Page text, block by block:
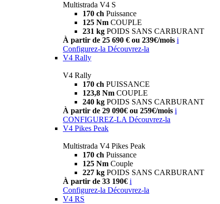
Multistrada V4 S
170 ch Puissance
125 Nm COUPLE
231 kg POIDS SANS CARBURANT
À partir de 25 690 € ou 239€/mois i
Configurez-la Découvrez-la
V4 Rally
V4 Rally
170 ch PUISSANCE
123,8 Nm COUPLE
240 kg POIDS SANS CARBURANT
À partir de 29 090€ ou 259€/mois i
CONFIGUREZ-LA Découvrez-la
V4 Pikes Peak
Multistrada V4 Pikes Peak
170 ch Puissance
125 Nm Couple
227 kg POIDS SANS CARBURANT
À partir de 33 190€ i
Configurez-la Découvrez-la
V4 RS